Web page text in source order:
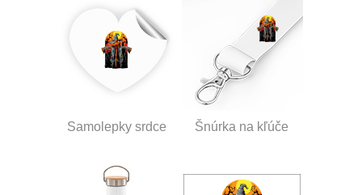
Samolepky srdce Šnúrka na kľúče